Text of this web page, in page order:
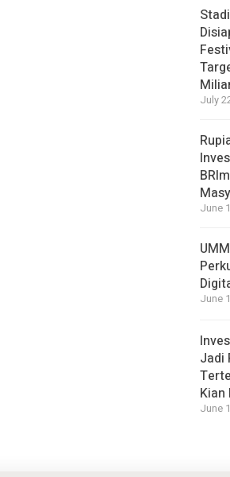
July
June
June
Jadi
Kian
June